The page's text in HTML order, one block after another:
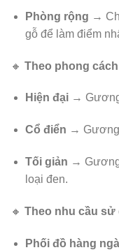
Phòng rộng →
gỗ để làm điểm
🔸 Theo phong
Hiện đại→ Gương
Cổ điển → Gương
Tối giản →
loại đen.
🔸 Theo nhu cầu sử
Phối đồ hàng